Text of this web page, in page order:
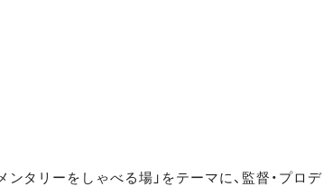
ンタリーをしゃべる場」をテーマに、監督・プロデ